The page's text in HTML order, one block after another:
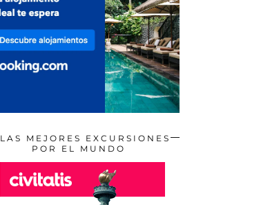
LAS MEJORES EXCURSIONES
POR EL MUNDO